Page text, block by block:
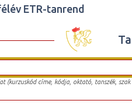
ETR-tanrend
(kurzuskód címe, kódja, oktató, tanszék,